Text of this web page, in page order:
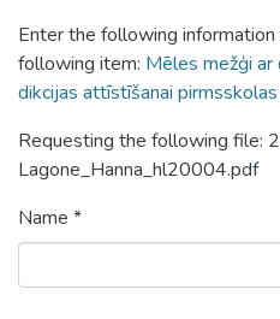
Enter the following
following item: Mēles mežģi ar
dikcijas attīstīšanai
Requesting the following
Lagone_Hanna_hl20004.pdf
Name *